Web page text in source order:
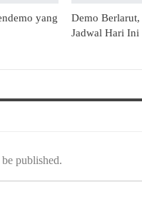
yang
Demo
Jadwal Hari Ini
published.